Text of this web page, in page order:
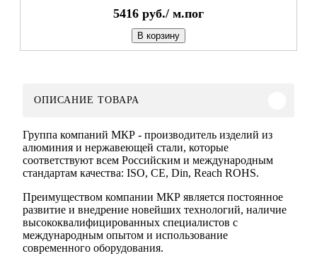
5416 руб./ м.пог
В корзину
ОПИСАНИЕ ТОВАРА
Группа компаний МКР - производитель изделий из
алюминия и нержавеющей стали, которые
соответствуют всем Российским и международным
стандартам качества: ISO, CE, Din, Reach ROHS.
Преимуществом компании МКР является постоянное
развитие и внедрение новейших технологий, наличие
высококвалифицированных специалистов с
международным опытом и использование
современного оборудования.